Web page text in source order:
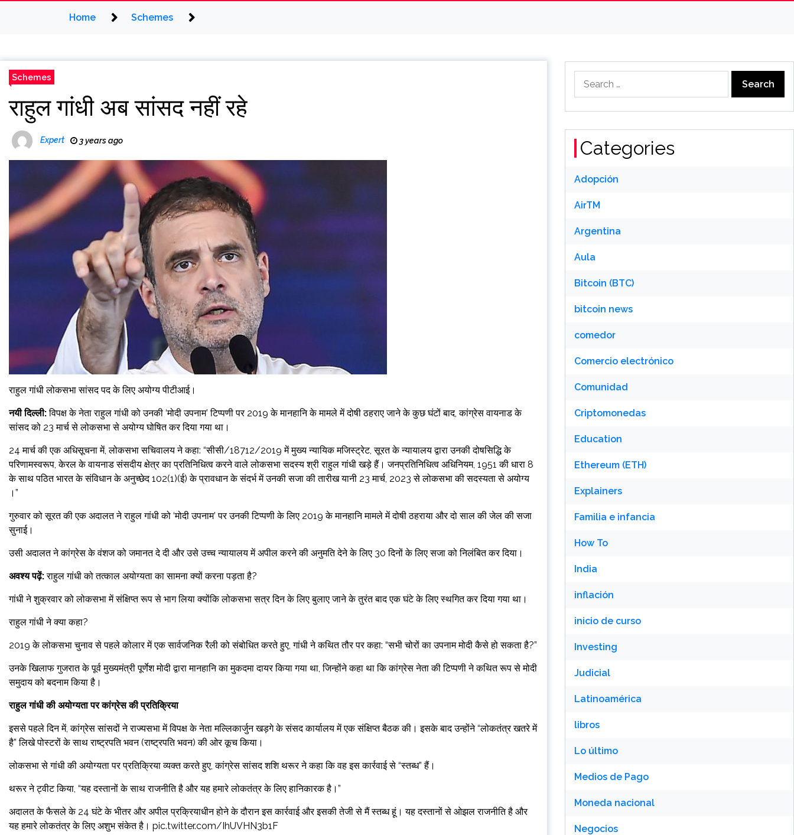
Home Schemes
Schemes
राहुल गांधी अब सांसद नहीं रहे
Expert 3 years ago
राहुल गांधी लोकसभा सांसद पद के लिए अयोग्य पीटीआई।
नयी दिल्ली:विपक्ष के नेता राहुल गांधी को उनकी ‘मोदी उपनाम’ टिप्पणी पर 2019 के मानहानि के मामले में दोषी ठहराए जाने के कुछ घंटों बाद, कांग्रेस वायनाड के
सांसद को 23 मार्च से लोकसभा से अयोग्य घोषित कर दिया गया था।
24 मार्च की एक अधिसूचना में, लोकसभा सचिवालय ने कहा: “सीसी/18712/2019 में मुख्य न्यायिक मजिस्ट्रेट, सूरत के न्यायालय द्वारा उनकी दोषसिद्धि के
परिणामस्वरूप, केरल के वायनाड संसदीय क्षेत्र का प्रतिनिधित्व करने वाले लोकसभा सदस्य श्री राहुल गांधी खड़े हैं। जनप्रतिनिधित्व अधिनियम, 1951 की धारा 8
के साथ पठित भारत के संविधान के अनुच्छेद 102(1)(ई) के प्रावधान के संदर्भ में उनकी सजा की तारीख यानी 23 मार्च, 2023 से लोकसभा की सदस्यता से अयोग्य
।”
गुरुवार को सूरत की एक अदालत ने राहुल गांधी को ‘मोदी उपनाम’ पर उनकी टिप्पणी के लिए 2019 के मानहानि मामले में दोषी ठहराया और दो साल की जेल की सजा
सुनाई।
उसी अदालत ने कांग्रेस के वंशज को जमानत दे दी और उसे उच्च न्यायालय में अपील करने की अनुमति देने के लिए 30 दिनों के लिए सजा को निलंबित कर दिया।
अवश्य पढ़ें:राहुल गांधी को तत्काल अयोग्यता का सामना क्यों करना पड़ता है?
गांधी ने शुक्रवार को लोकसभा में संक्षिप्त रूप से भाग लिया क्योंकि लोकसभा सत्र दिन के लिए बुलाए जाने के तुरंत बाद एक घंटे के लिए स्थगित कर दिया गया था।
राहुल गांधी ने क्या कहा?
2019 के लोकसभा चुनाव से पहले कोलार में एक सार्वजनिक रैली को संबोधित करते हुए, गांधी ने कथित तौर पर कहा: “सभी चोरों का उपनाम मोदी कैसे हो सकता है?”
उनके खिलाफ गुजरात के पूर्व मुख्यमंत्री पूर्णेश मोदी द्वारा मानहानि का मुकदमा दायर किया गया था, जिन्होंने कहा था कि कांग्रेस नेता की टिप्पणी ने कथित रूप से मोदी
समुदाय को बदनाम किया है।
राहुल गांधी की अयोग्यता पर कांग्रेस की प्रतिक्रिया
इससे पहले दिन में, कांग्रेस सांसदों ने राज्यसभा में विपक्ष के नेता मल्लिकार्जुन खड़गे के संसद कार्यालय में एक संक्षिप्त बैठक की। इसके बाद उन्होंने “लोकतंत्र खतरे में
है” लिखे पोस्टरों के साथ राष्ट्रपति भवन (राष्ट्रपति भवन) की ओर कूच किया।
लोकसभा से गांधी की अयोग्यता पर प्रतिक्रिया व्यक्त करते हुए, कांग्रेस सांसद शशि थरूर ने कहा कि वह इस कार्रवाई से “स्तब्ध” हैं।
थरूर ने ट्वीट किया, “यह दस्तानों के साथ राजनीति है और यह हमारे लोकतंत्र के लिए हानिकारक है।”
अदालत के फैसले के 24 घंटे के भीतर और अपील प्रक्रियाधीन होने के दौरान इस कार्रवाई और इसकी तेजी से मैं स्तब्ध हूं। यह दस्तानों से ओझल राजनीति है और
यह हमारे लोकतंत्र के लिए अशुभ संकेत है। pic.twitter.com/IhUVHN3b1F
for:
Categories
Adopción
AirTM
Argentina
Aula
Bitcoin (BTC)
bitcoin news
comedor
Comercio electrónico
Comunidad
Criptomonedas
Education
Ethereum (ETH)
Explainers
Familia e infancia
How To
India
inflación
inicio de curso
Investing
Judicial
Latinoamérica
libros
Lo último
Medios de Pago
Moneda nacional
Negocios